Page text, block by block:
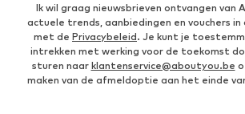
Ik wil graag nieuwsbrieven ontvangen van
actuele trends, aanbiedingen en vouchers
met de Privacybeleid. Je kunt je
intrekken met werking voor de toekomst
sturen naar klantenservice@aboutyou.be
maken van de afmeldoptie aan het einde